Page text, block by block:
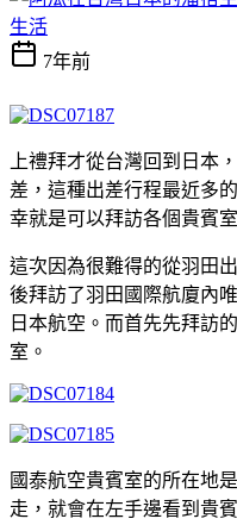
生活
7年前
上禮拜才從台灣回到日本
差，這種出差行程最近多
幸就是可以拜訪各個貴賓
這次因為很難得的從羽田
後拜訪了羽田國際航廈內
日本航空。而首先先拜訪
室。
國泰航空貴賓室的所在地
走，就會在左手邊看到貴